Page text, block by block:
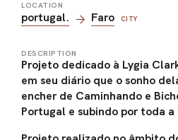
LOCATION
portugal. Faro CITY
DESCRIPTION
Projeto dedicado à Lygia
em seu diário que o sonho
encher de Caminhando e
Portugal e subindo por toda a